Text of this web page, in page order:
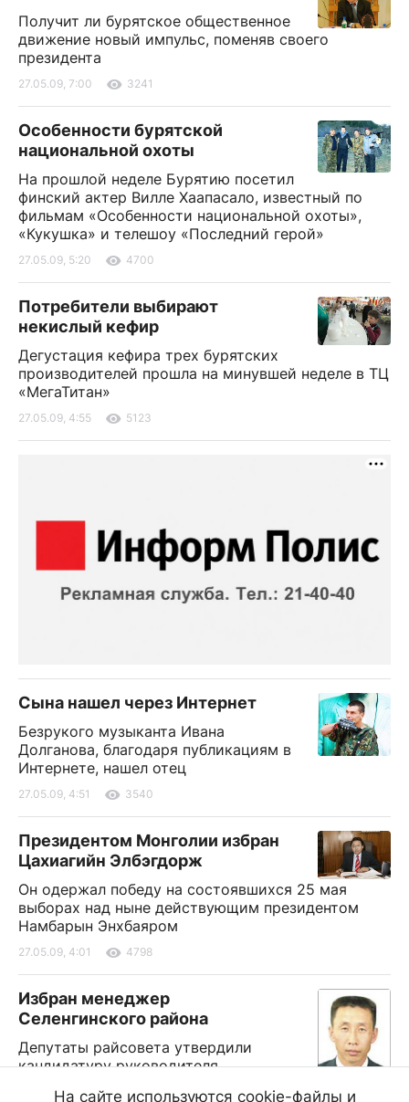
Получит ли бурятское общественное
движение новый импульс, поменяв своего
президента
27.05.09, 7:00 3241
Особенности бурятской
национальной охоты
На прошлой неделе Бурятию посетил
финский актер Вилле Хаапасало, известный по
фильмам «Особенности национальной охоты»,
«Кукушка» и телешоу «Последний герой»
27.05.09, 5:20 4700
Потребители выбирают
некислый кефир
Дегустация кефира трех бурятских
производителей прошла на минувшей неделе в ТЦ
«МегаТитан»
27.05.09, 4:55 5123
Сына нашел через Интернет
Безрукого музыканта Ивана
Долганова, благодаря публикациям в
Интернете, нашел отец
27.05.09, 4:51 3540
Президентом Монголии избран
Цахиагийн Элбэгдорж
Он одержал победу на состоявшихся 25 мая
выборах над ныне действующим президентом
Намбарын Энхбаяром
27.05.09, 4:01 4798
Избран менеджер
Селенгинского района
Депутаты райсовета утвердили
кандидатуру руководителя
На сайте используются cookie-файлы и